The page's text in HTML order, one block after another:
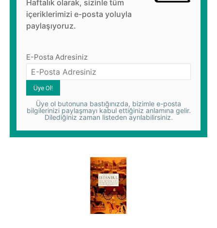
Haftalık olarak, sizinle tüm
içeriklerimizi e-posta yoluyla
paylaşıyoruz.
E-Posta Adresiniz
Üye ol butonuna bastığınızda, bizimle e-posta
bilgilerinizi paylaşmayı kabul ettiğiniz anlamına gelir.
Dilediğiniz zaman listeden ayrılabilirsiniz.